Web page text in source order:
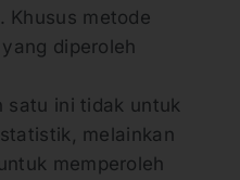
Khusus metode
diperoleh
satu ini tidak untuk
melainkan
memperoleh